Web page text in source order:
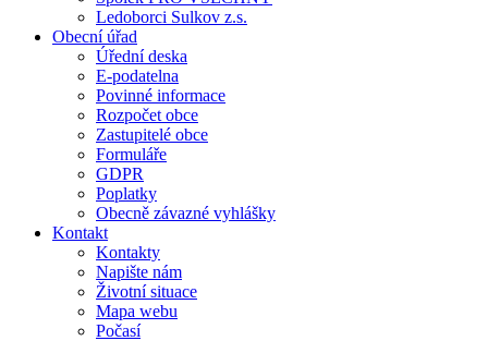
Ledoborci Sulkov z.s.
Obecní úřad
Úřední deska
E-podatelna
Povinné informace
Rozpočet obce
Zastupitelé obce
Formuláře
GDPR
Poplatky
Obecně závazné vyhlášky
Kontakt
Kontakty
Napište nám
Životní situace
Mapa webu
Počasí